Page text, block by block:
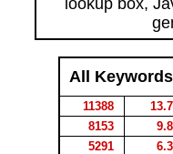
lookup box,
All Keywords
11388
8153
5291